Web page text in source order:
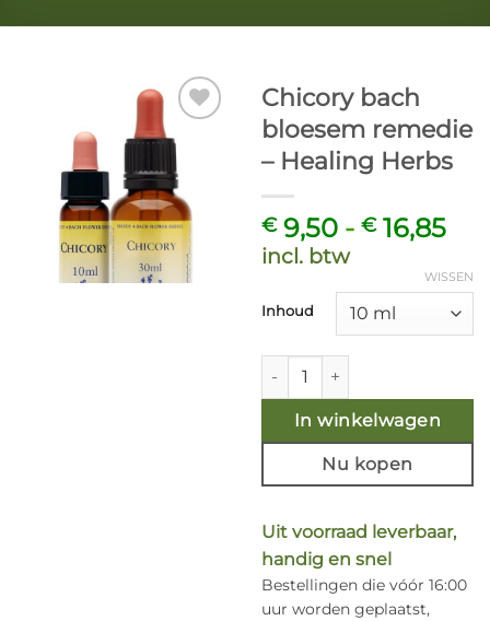
Chicory bach
bloesem remedie
– Healing Herbs
€9,50 - €16,85
tot
€
incl. btw
Inhoud
WISSEN
Chicory bach bloesem
In winkelwagen
Nu kopen
Uit voorraad leverbaar,
handig en snel
Bestellingen die vóór 16:00
uur worden geplaatst,